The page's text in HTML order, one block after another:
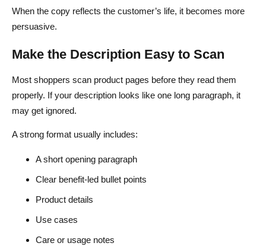
When the copy reflects the customer’s life, it becomes more
persuasive.
Make the Description Easy to Scan
Most shoppers scan product pages before they read them
properly. If your description looks like one long paragraph, it
may get ignored.
A strong format usually includes:
A short opening paragraph
Clear benefit-led bullet points
Product details
Use cases
Care or usage notes